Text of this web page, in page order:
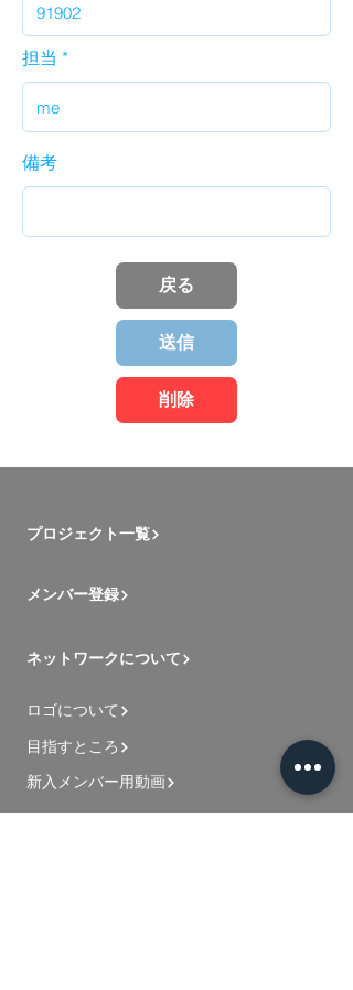
担当
備考
戻る
送信
削除
プロジェクト一覧
メンバー登録
ネットワークについて
ロゴについて
目指すところ
新入メンバー用動画